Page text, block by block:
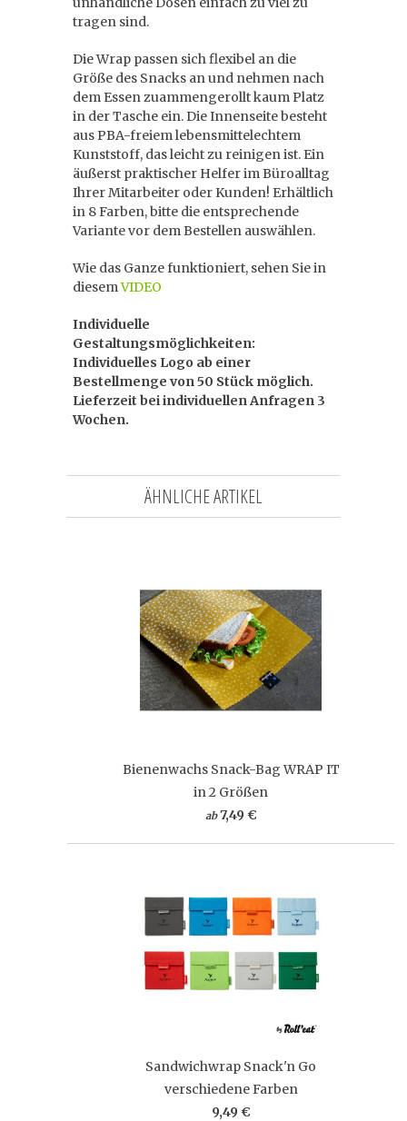
tragen sind.
Die Wrap passen sich flexibel an die
Größe des Snacks an und nehmen nach
dem Essen zuammengerollt kaum Platz
in der Tasche ein. Die Innenseite besteht
aus PBA-freiem lebensmittelechtem
Kunststoff, das leicht zu reinigen ist. Ein
äußerst praktischer Helfer im Büroalltag
Ihrer Mitarbeiter oder Kunden! Erhältlich
in 8 Farben, bitte die entsprechende
Variante vor dem Bestellen auswählen.
Wie das Ganze funktioniert, sehen Sie in
diesemVIDEO
Individuelle
Gestaltungsmöglichkeiten:
Individuelles Logo ab einer
Bestellmenge von 50 Stück möglich.
Lieferzeit bei individuellen Anfragen 3
Wochen.
ÄHNLICHE ARTIKEL
Bienenwachs Snack-Bag WRAP IT
in 2 Größen
ab 7,49 €
Sandwichwrap Snack'n Go
verschiedene Farben
9,49 €